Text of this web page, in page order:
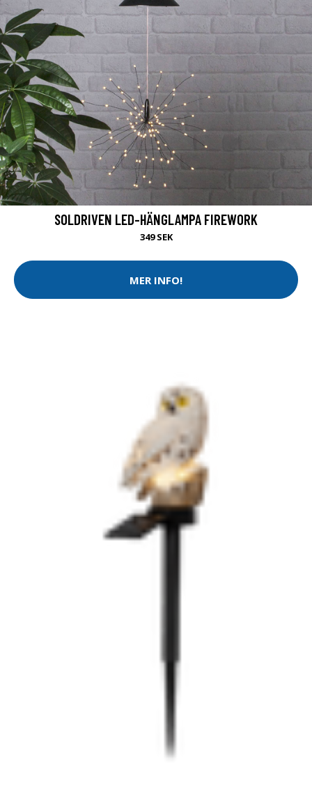
SOLDRIVEN LED-HÄNGLAMPA FIREWORK
349 SEK
MER INFO!